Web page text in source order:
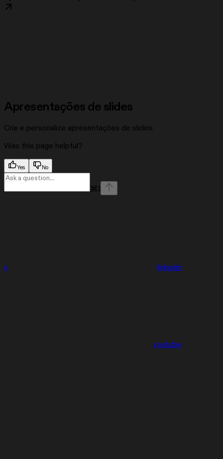
Apresentações de slides
Crie e personalize apresentações de slides.
Was this page helpful?
Yes No
⌘ I
x linkedin
youtube